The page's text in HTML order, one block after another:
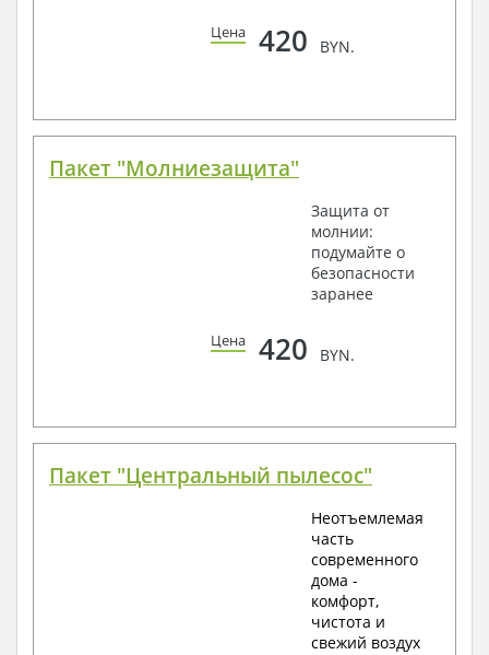
Цена 420 BYN.
Пакет "Молниезащита"
Защита от
молнии:
подумайте о
безопасности
заранее
Цена 420 BYN.
Пакет "Центральный пылесос"
Неотъемлемая
часть
современного
дома -
комфорт,
чистота и
свежий воздух